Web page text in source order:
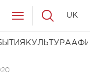
КУЛЬТУРА
UK